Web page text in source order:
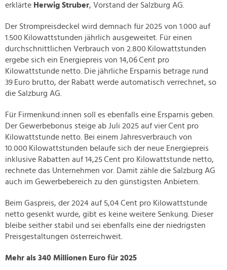
erklärte Herwig Struber, Vorstand der Salzburg AG.
Der Strompreisdeckel wird demnach für 2025 von 1.000 auf
1.500 Kilowattstunden jährlich ausgeweitet. Für einen
durchschnittlichen Verbrauch von 2.800 Kilowattstunden
ergebe sich ein Energiepreis von 14,06 Cent pro
Kilowattstunde netto. Die jährliche Ersparnis betrage rund
39 Euro brutto, der Rabatt werde automatisch verrechnet, so
die Salzburg AG.
Für Firmenkund:innen soll es ebenfalls eine Ersparnis geben.
Der Gewerbebonus steige ab Juli 2025 auf vier Cent pro
Kilowattstunde netto. Bei einem Jahresverbrauch von
10.000 Kilowattstunden belaufe sich der neue Energiepreis
inklusive Rabatten auf 14,25 Cent pro Kilowattstunde netto,
rechnete das Unternehmen vor. Damit zähle die Salzburg AG
auch im Gewerbebereich zu den günstigsten Anbietern.
Beim Gaspreis, der 2024 auf 5,04 Cent pro Kilowattstunde
netto gesenkt wurde, gibt es keine weitere Senkung. Dieser
bleibe seither stabil und sei ebenfalls eine der niedrigsten
Preisgestaltungen österreichweit.
Mehr als 340 Millionen Euro für 2025